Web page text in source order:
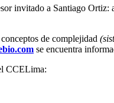
invitado a Santiago Ortiz:
de complejidad
se encuentra
CCELima: